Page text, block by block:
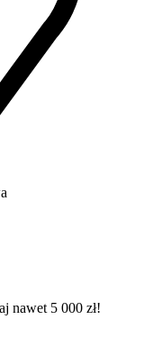
nawet 5 000 zł!